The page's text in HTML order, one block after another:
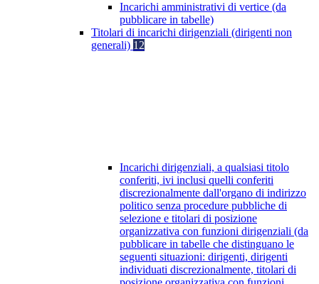
Incarichi amministrativi di vertice (da
pubblicare in tabelle)
Titolari di incarichi dirigenziali (dirigenti non
generali) 12
Incarichi dirigenziali, a qualsiasi titolo
conferiti, ivi inclusi quelli conferiti
discrezionalmente dall'organo di indirizzo
politico senza procedure pubbliche di
selezione e titolari di posizione
organizzativa con funzioni dirigenziali (da
pubblicare in tabelle che distinguano le
seguenti situazioni: dirigenti, dirigenti
individuati discrezionalmente, titolari di